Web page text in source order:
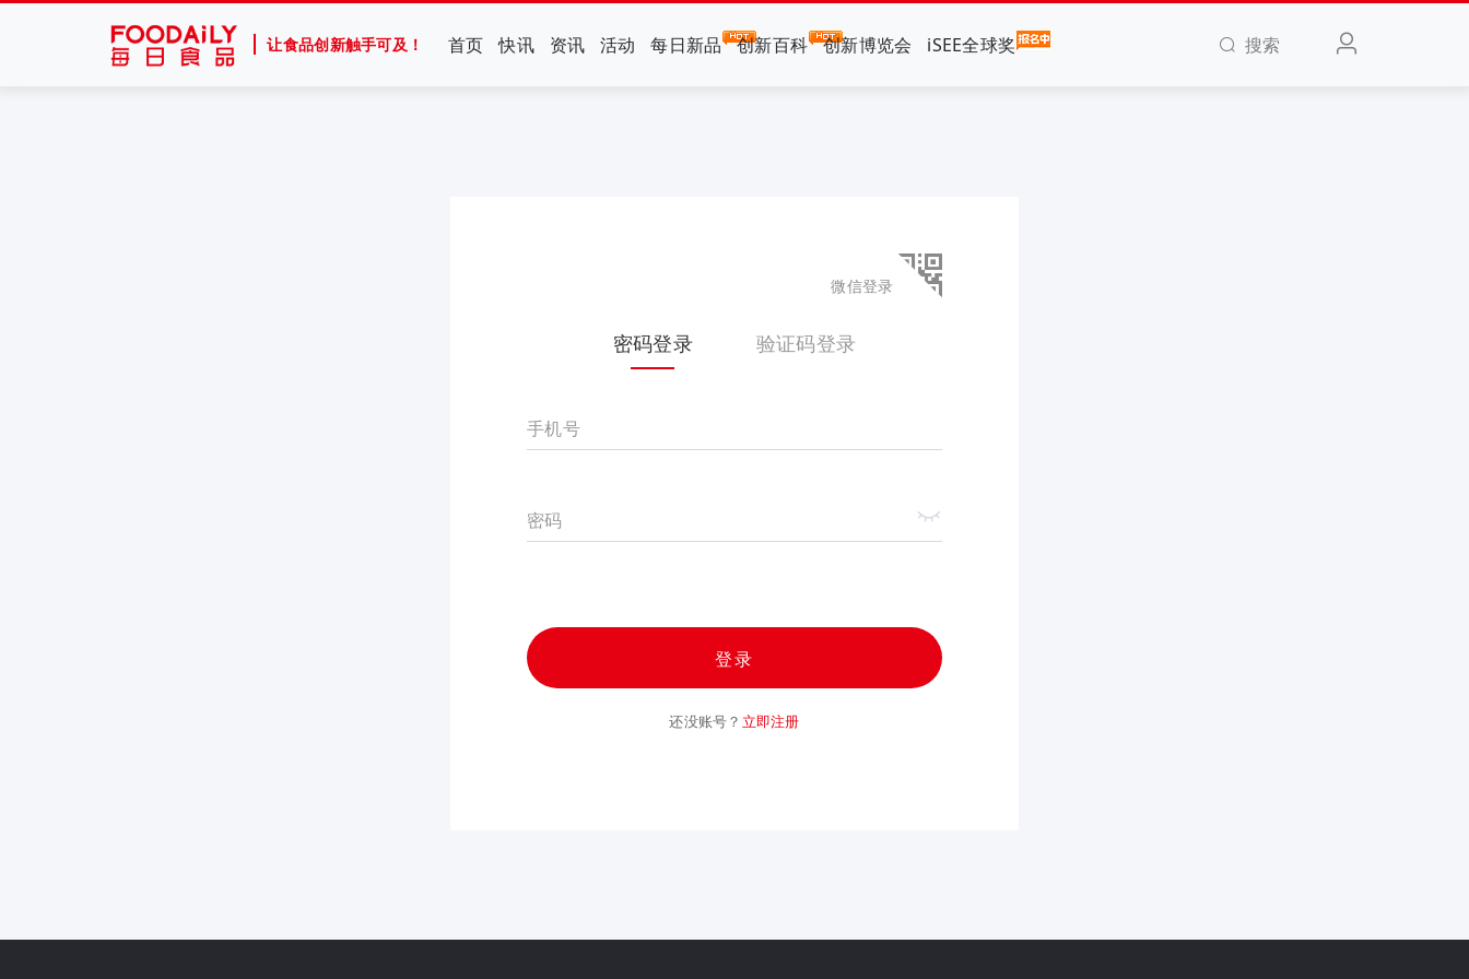
让食品创新触手可及！ 首页 快讯 资讯 活动 每日新品 创新百科 创新博览会 iSEE全球奖 搜索
微信登录
密码登录 验证码登录
手机号
密码
登录
还没账号？ 立即注册